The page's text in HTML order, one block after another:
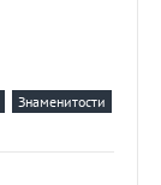
Знаменитости